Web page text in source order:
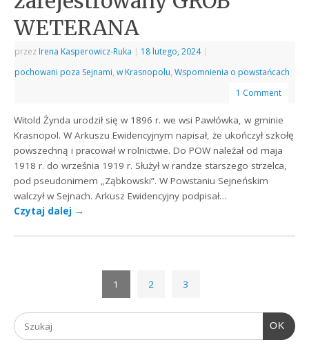
WETERANA
przez Irena Kasperowicz-Ruka | 18 lutego, 2024 |
pochowani poza Sejnami,w Krasnopolu,Wspomnienia o powstańcach
1 Comment
Witold Żynda urodził się w 1896 r. we wsi Pawłówka, w gminie
Krasnopol. W Arkuszu Ewidencyjnym napisał, że ukończył szkołę
powszechną i pracował w rolnictwie. Do POW należał od maja
1918 r. do września 1919 r. Służył w randze starszego strzelca,
pod pseudonimem „Ząbkowski”. W Powstaniu Sejneńskim
walczył w Sejnach. Arkusz Ewidencyjny podpisał…
Czytaj dalej →
1 2 3
OK